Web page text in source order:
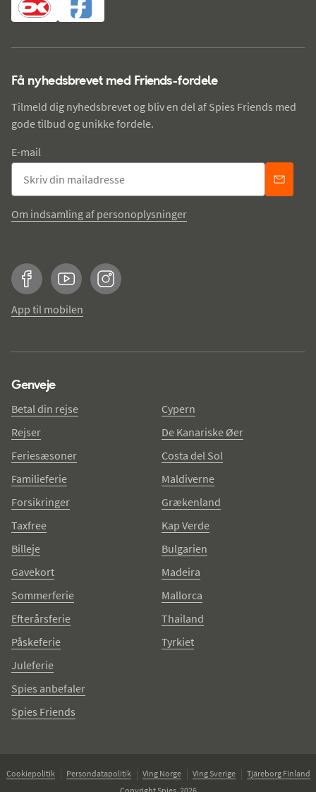
Få nyhedsbrevet med Friends-fordele
Tilmeld dig nyhedsbrevet og bliv en del af Spies Friends med
gode tilbud og unikke fordele.
E-mail
Om indsamling af personoplysninger
FacebookYouTubeInstagram
App til mobilen
Genveje
Betal din rejse
Rejser
Feriesæsoner
Familieferie
Forsikringer
Taxfree
Billeje
Gavekort
Sommerferie
Efterårsferie
Påskeferie
Juleferie
Spies anbefaler
Spies Friends
Cypern
De Kanariske Øer
Costa del Sol
Maldiverne
Grækenland
Kap Verde
Bulgarien
Madeira
Mallorca
Thailand
Tyrkiet
Cookiepolitik Persondatapolitik Ving Norge Ving Sverige
Tjäreborg Finland